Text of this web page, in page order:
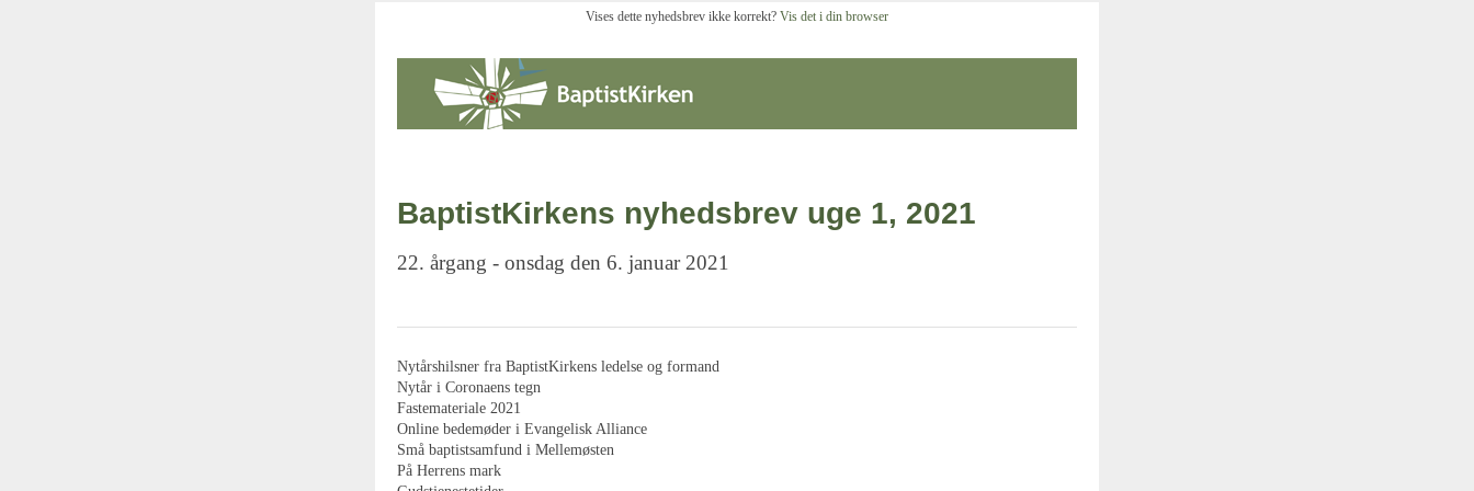
Vises dette nyhedsbrev ikke korrekt? Vis det i din browser
BaptistKirkens nyhedsbrev uge 1, 2021
22. årgang - onsdag den 6. januar 2021
Nytårshilsner fra BaptistKirkens ledelse og formand
Nytår i Coronaens tegn
Fastemateriale 2021
Online bedemøder i Evangelisk Alliance
Små baptistsamfund i Mellemøsten
På Herrens mark